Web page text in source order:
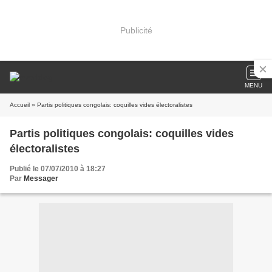
Publicité
MENU
Accueil » Partis politiques congolais: coquilles vides électoralistes
Partis politiques congolais: coquilles vides
électoralistes
Publié le 07/07/2010 à 18:27
Par Messager